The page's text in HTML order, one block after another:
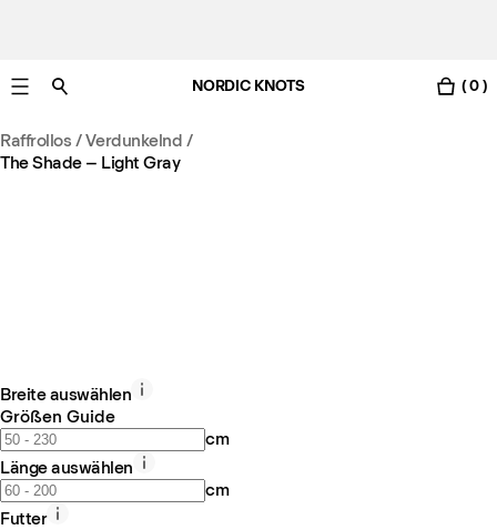
Gratis Lieferung nach Deutschland in 3-6 Werktagen
NORDIC KNOTS ( 0 )
Raffrollos / Verdunkelnd /
The Shade – Light Gray
Breite auswählen
Größen Guide
cm
Länge auswählen
cm
Futter